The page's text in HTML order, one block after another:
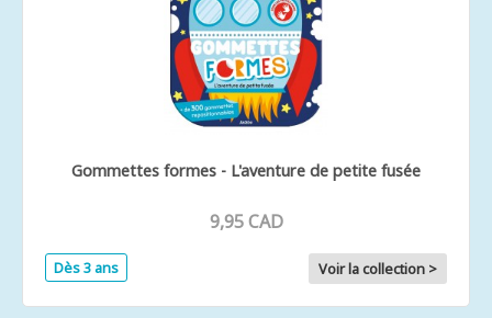
Gommettes formes - L'aventure de petite fusée
9,95 CAD
Dès 3 ans Voir la collection >